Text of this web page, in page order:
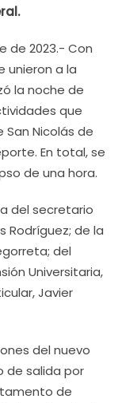
de 2023.- Con
unieron a la
la noche de
que
San Nicolás de
En total, se
de una hora.
del secretario
Rodríguez; de la
del
Universitaria,
Javier
del nuevo
de salida por
de